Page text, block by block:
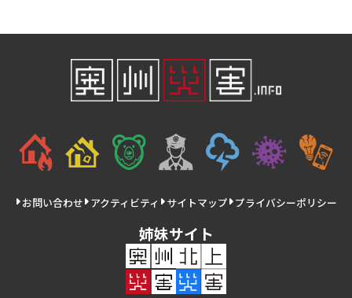
お問い合わせ アクティビティ サイトマップ プライバシーポリシー
姉妹サイト